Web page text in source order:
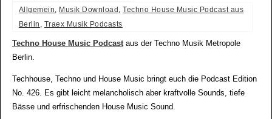
Allgemein, Musik Download ,Techno House Music Podcast aus
Berlin , Traex Musik Podcasts
Techno House Music Podcastaus der Techno Musik Metropole
Berlin.
Techhouse, Techno und House Music bringt euch die Podcast Edition
No. 426. Es gibt leicht melancholisch aber kraftvolle Sounds, tiefe
Bässe und erfrischenden House Music Sound.